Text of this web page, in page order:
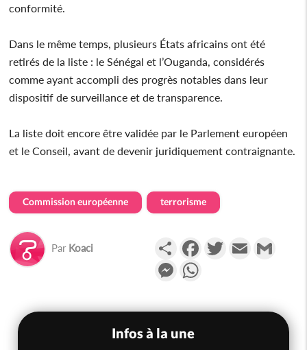
conformité.
Dans le même temps, plusieurs États africains ont été
retirés de la liste : le Sénégal et l’Ouganda, considérés
comme ayant accompli des progrès notables dans leur
dispositif de surveillance et de transparence.
La liste doit encore être validée par le Parlement européen
et le Conseil, avant de devenir juridiquement contraignante.
Commission européenne terrorisme
Par Koaci PartagerFacebookTwitterEmail
Messenger
Infos à la une